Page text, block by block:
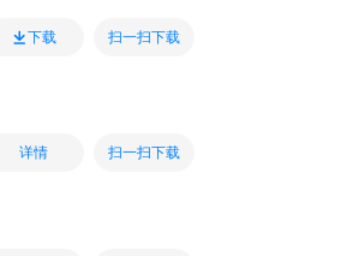
下载 扫一扫下载
详情 扫一扫下载